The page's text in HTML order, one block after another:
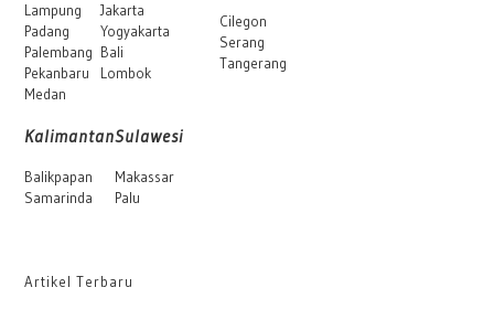
Lampung
Padang
Palembang
Pekanbaru
Medan
Jakarta
Yogyakarta
Bali
Lombok
Cilegon
Serang
Tangerang
Kalimantan
Balikpapan
Samarinda
Sulawesi
Makassar
Palu
Artikel Terbaru